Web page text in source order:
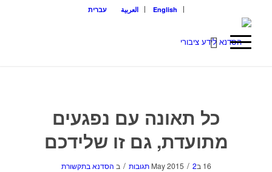
English العربية עברית
כל תאונה עם נפגעים
מתועדת, גם זו שלידכם
16 בMay 2015 / 2 תגובות / ב הסדנא בתקשורת